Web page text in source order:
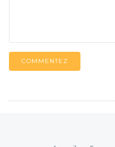
COMMENTEZ